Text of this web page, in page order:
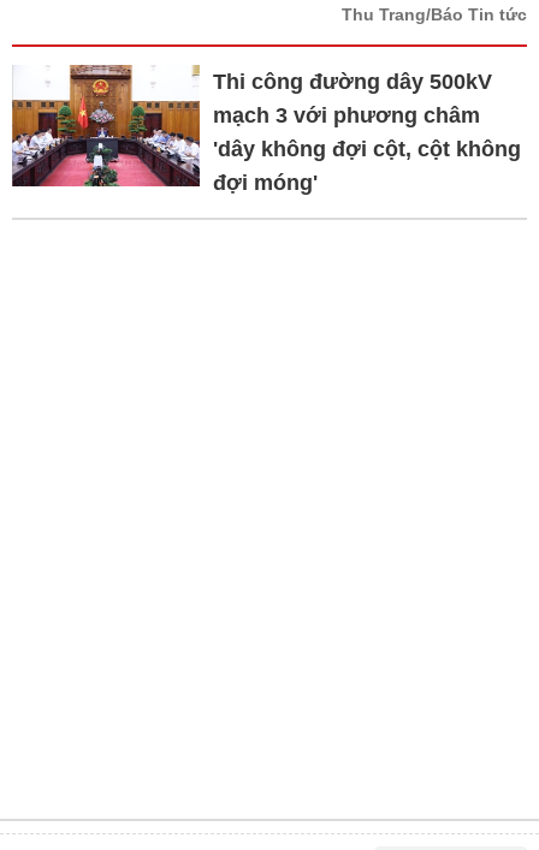
Thu Trang/Báo Tin tức
Thi công đường dây 500kV
mạch 3 với phương châm
'dây không đợi cột, cột không
đợi móng'